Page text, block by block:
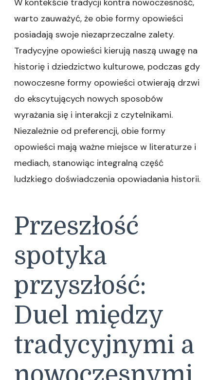
W kontekście tradycji kontra nowoczesność,
warto zauważyć, że obie formy opowieści
posiadają swoje niezaprzeczalne zalety.
Tradycyjne opowieści kierują naszą uwagę na
historię i dziedzictwo kulturowe, podczas gdy
nowoczesne formy opowieści otwierają drzwi
do ekscytujących nowych sposobów
wyrażania się i interakcji z czytelnikami.
Niezależnie od preferencji, obie formy
opowieści mają ważne miejsce w literaturze i
mediach, stanowiąc integralną część
ludzkiego doświadczenia opowiadania historii.
Przeszłość
spotyka
przyszłość:
Duel między
tradycyjnymi a